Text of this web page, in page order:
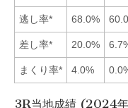
逃し率* 68.0%
差し率* 20.0%
まくり率* 4.0%
3R当地成績 (2024